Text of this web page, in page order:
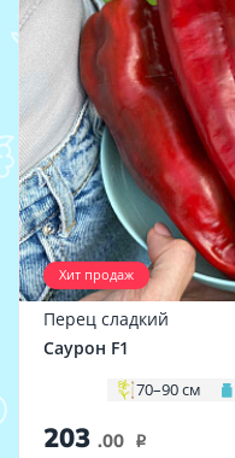
Хит продаж
Перец сладкий
Саурон F1
70–90 см
203 .00 i